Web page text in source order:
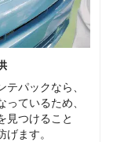
パックなら、
ているため、
見つけること
ます。